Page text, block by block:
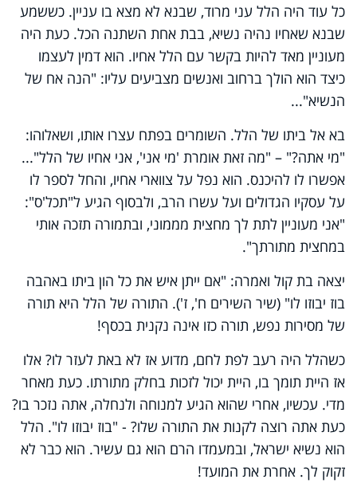
כל עוד היה הלל עני מרוד, שבנא לא מצא בו עניין. כששמע
שבנא שאחיו נהיה נשיא, בבת אחת השתנה הכל. כעת היה
מעוניין מאד להיות בקשר עם הלל אחיו. הוא דמין לעצמו
כיצד הוא הולך ברחוב ואנשים מצביעים עליו: "הנה אח של
הנשיא"...
בא אל ביתו של הלל. השומרים בפתח עצרו אותו, ושאלוהו:
"מי אתה?" – "מה זאת אומרת 'מי אני', אני אחיו של הלל"...
אפשרו לו להיכנס. הוא נפל על צווארי אחיו, והחל לספר לו
על עסקיו הגדולים ועל עשרו הרב, ולבסוף הגיע ל"תכל'ס":
"אני מעוניין לתת לך מחצית מממוני, ובתמורה תזכה אותי
במחצית מתורתך".
יצאה בת קול ואמרה: "אם ייתן איש את כל הון ביתו באהבה
בוז יבוזו לו" (שיר השירים ח', ז'). התורה של הלל היא תורה
של מסירות נפש, תורה כזו אינה נקנית בכסף!
כשהלל היה רעב לפת לחם, מדוע אז לא באת לעזר לו? אלו
אז היית תומך בו, היית יכול לזכות בחלק מתורתו. כעת מאחר
מדי. עכשיו, אחרי שהוא הגיע למנוחה ולנחלה, אתה נזכר בו?
כעת אתה רוצה לקנות את התורה שלו? - "בוז יבוזו לו". הלל
הוא נשיא ישראל, ובמעמדו הרם הוא גם עשיר. הוא כבר לא
זקוק לך. אחרת את המועד!